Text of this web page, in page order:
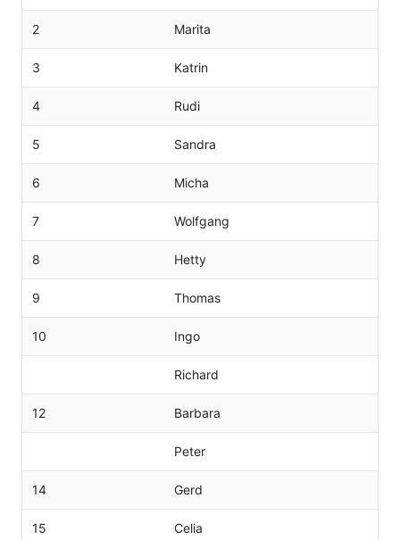
2 Marita
3 Katrin
4 Rudi
5 Sandra
6 Micha
7 Wolfgang
8 Hetty
9 Thomas
10 Ingo
Richard
12 Barbara
Peter
14 Gerd
15 Celia